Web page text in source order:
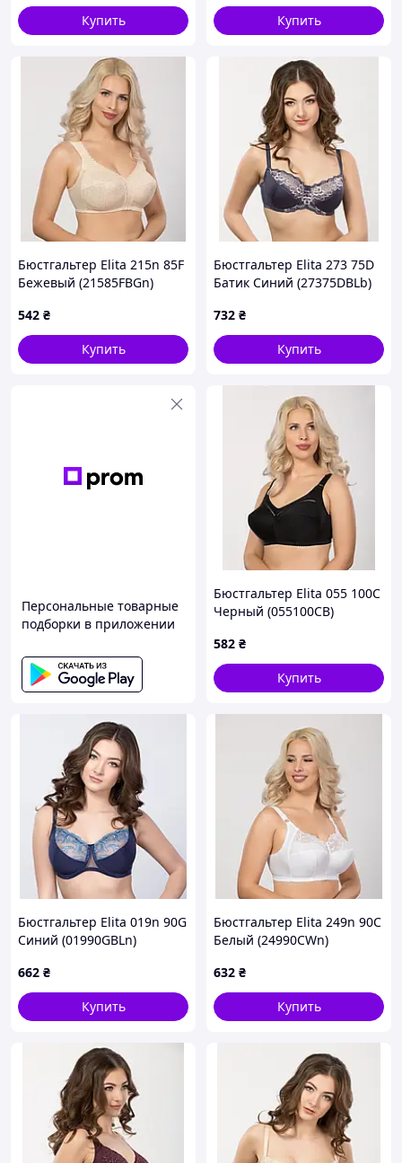
Купить
Купить
Бюстгальтер Elita 215n 85F
Бежевый (21585FBGn)
542 ₴
Купить
Бюстгальтер Elita 273 75D
Батик Синий (27375DBLb)
732 ₴
Купить
Персональные товарные
подборки в приложении
Бюстгальтер Elita 055 100C
Черный (055100CB)
582 ₴
Купить
Бюстгальтер Elita 019n 90G
Синий (01990GBLn)
662 ₴
Купить
Бюстгальтер Elita 249n 90C
Белый (24990CWn)
632 ₴
Купить